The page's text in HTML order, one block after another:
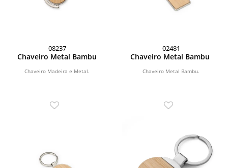
08237
Chaveiro Metal Bambu
Chaveiro Madeira e Metal.
02481
Chaveiro Metal Bambu
Chaveiro Metal Bambu.